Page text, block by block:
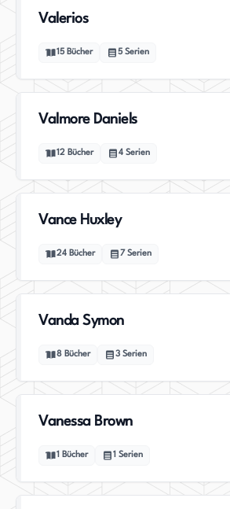
Valerios
15 Bücher 5 Serien
Valmore Daniels
12 Bücher 4 Serien
Vance Huxley
24 Bücher 7 Serien
Vanda Symon
8 Bücher 3 Serien
Vanessa Brown
1 Bücher 1 Serien